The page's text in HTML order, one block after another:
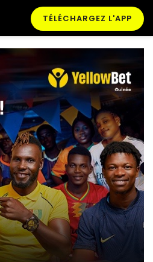
TÉLÉCHARGEZ L'APP